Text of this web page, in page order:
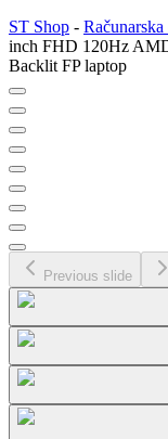
ST Shop - Računarska
inch FHD 120Hz
Backlit FP laptop
Previous slide